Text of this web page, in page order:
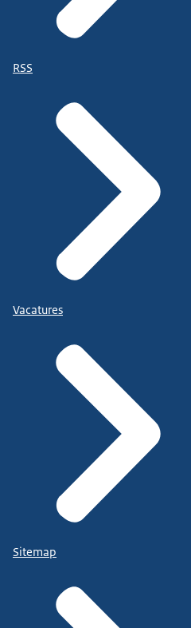
RSS
Vacatures
Sitemap